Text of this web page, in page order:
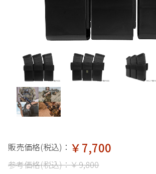
販売価格(税込)： ￥7,700
参考価格(税込)：￥9,800